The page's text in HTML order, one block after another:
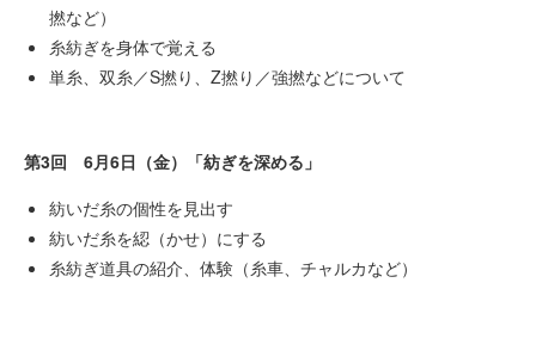
撚など）
糸紡ぎを身体で覚える
単糸、双糸／S撚り、Z撚り／強撚などについて
第3回 6月6日（金）「紡ぎを深める」
紡いだ糸の個性を見出す
紡いだ糸を綛（かせ）にする
糸紡ぎ道具の紹介、体験（糸車、チャルカなど）